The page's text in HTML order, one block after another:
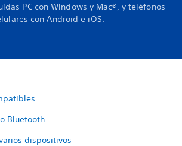
PC con Windows y Mac®, y teléfonos
con Android e iOS.
Bluetooth
dispositivos